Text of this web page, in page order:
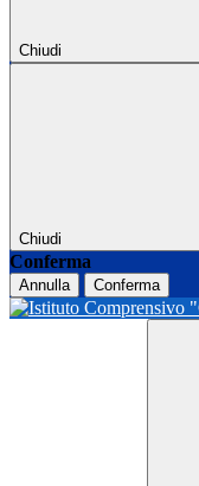
Chiudi
Chiudi
Conferma
Annulla Conferma